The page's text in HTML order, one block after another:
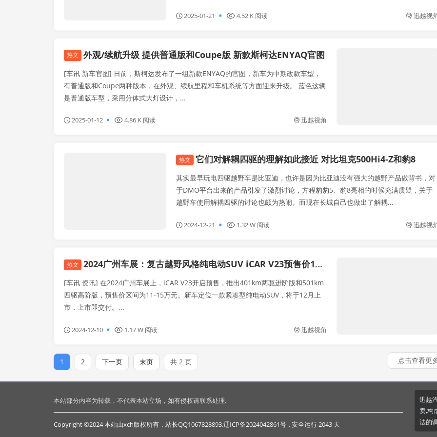
2025-01-21 4.52 K 阅读 迅越视
热文 外观/续航升级 提供普通版和Coupe版 新款斯柯达ENYAQ官图
[车讯 新车官图] 日前，斯柯达发布了一组新款ENYAQ的官图，新车为中期改款车型，
有普通版和Coupe两种版本，在外观、续航里程和车机系统等方面迎来升级。 蓝色这辆
是普通版车型，采用分体式大灯设计，...
2025-01-12 4.86 K 阅读 迅越视角
车技前沿
热文 它们对解耦四驱的理解如此接近 对比坦克500Hi4-Z和豹8
其实最早玩电四驱越野车是比亚迪，也许是因为比亚迪没有强大的越野产品做背书，对
于DMO平台出来的产品引发了激烈讨论，方程豹豹5、豹8亮相的时候充满质疑，关于
越野车使用解耦四驱的讨论也颇为热闹。而现在长城自己也做出了解耦...
2024-12-21 1.32 W 阅读 迅越视
热文 2024广州车展：复古越野风格纯电动SUV iCAR V23预售价11万起2024广州车展：复古越野风格纯电动SUV iCAR V23预售价11万起
[车讯 资讯] 在2024广州车展上，iCAR V23开启预售，推出401km两驱进阶版和501km
四驱高阶版，预售价区间为11-15万元。新车定位一款紧凑型纯电动SUV，将于12月上
市，上市即交付。...
2024-12-10 1.17 W 阅读 迅越视角
1 2 下一页 末页 共 2 页 点击查看更
本站部分内容为转载，不代表本站立场，如有侵权请联系处理.
迅越
卖,构
法的
Copyright ©2024 本站由xch版权所有，站长QQ1067828893.辽ICP备2024042861号 . 安全运行2043 天